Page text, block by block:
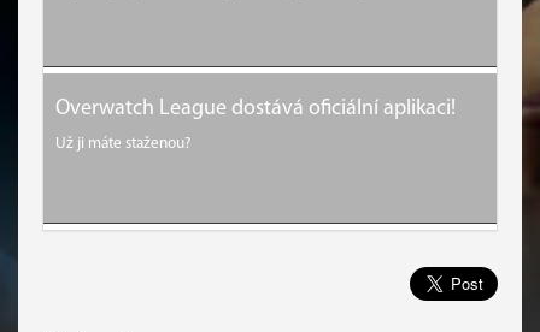
Overwatch League dostává oficiální aplikaci!
Už ji máte staženou?